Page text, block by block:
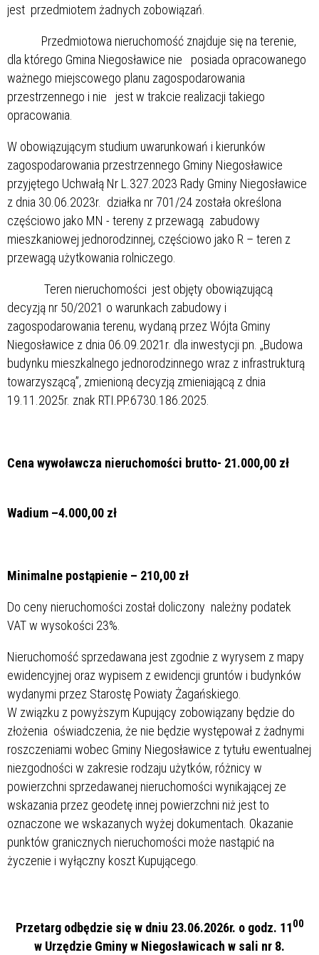
jest przedmiotem żadnych zobowiązań.
Przedmiotowa nieruchomość znajduje się na terenie,
dla którego Gmina Niegosławice nie posiada opracowanego
ważnego miejscowego planu zagospodarowania
przestrzennego i nie jest w trakcie realizacji takiego
opracowania.
W obowiązującym studium uwarunkowań i kierunków
zagospodarowania przestrzennego Gminy Niegosławice
przyjętego Uchwałą Nr L.327.2023 Rady Gminy Niegosławice
z dnia 30.06.2023r. działka nr 701/24 została określona
częściowo jako MN - tereny z przewagą zabudowy
mieszkaniowej jednorodzinnej, częściowo jako R – teren z
przewagą użytkowania rolniczego.
Teren nieruchomości jest objęty obowiązującą
decyzją nr 50/2021 o warunkach zabudowy i
zagospodarowania terenu, wydaną przez Wójta Gminy
Niegosławice z dnia 06.09.2021r. dla inwestycji pn. „Budowa
budynku mieszkalnego jednorodzinnego wraz z infrastrukturą
towarzyszącą”, zmienioną decyzją zmieniającą z dnia
19.11.2025r. znak RTI.PP.6730.186.2025.
Cena wywoławcza nieruchomości brutto- 21.000,00 zł
Wadium –4.000,00 zł
Minimalne postąpienie – 210,00 zł
Do ceny nieruchomości został doliczony należny podatek
VAT w wysokości 23%.
Nieruchomość sprzedawana jest zgodnie z wyrysem z mapy
ewidencyjnej oraz wypisem z ewidencji gruntów i budynków
wydanymi przez Starostę Powiaty Żagańskiego.
W związku z powyższym Kupujący zobowiązany będzie do
złożenia oświadczenia, że nie będzie występował z żadnymi
roszczeniami wobec Gminy Niegosławice z tytułu ewentualnej
niezgodności w zakresie rodzaju użytków, różnicy w
powierzchni sprzedawanej nieruchomości wynikającej ze
wskazania przez geodetę innej powierzchni niż jest to
oznaczone we wskazanych wyżej dokumentach. Okazanie
punktów granicznych nieruchomości może nastąpić na
życzenie i wyłączny koszt Kupującego.
Przetarg odbędzie się w dniu 23.06.2026r. o godz. 1100
w Urzędzie Gminy w Niegosławicach w sali nr 8.